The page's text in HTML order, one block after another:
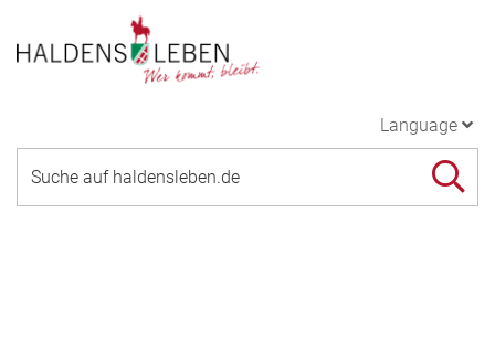
Language